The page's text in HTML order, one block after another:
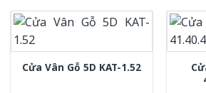
Cửa Vân Gỗ 5D KAT-1.52